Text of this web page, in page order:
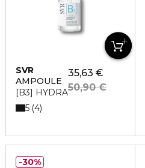
SVR
AMPOULE
[B3] HYDRA
35,63 €
50,90 €
5 4
30%